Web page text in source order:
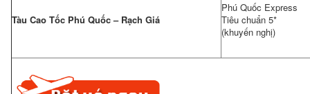
Lại
Trợ
Tàu Cao Tốc Phú Quốc – Rạch Giá
Phú Quốc Express
Tiêu chuẩn 5*
(khuyến nghị)